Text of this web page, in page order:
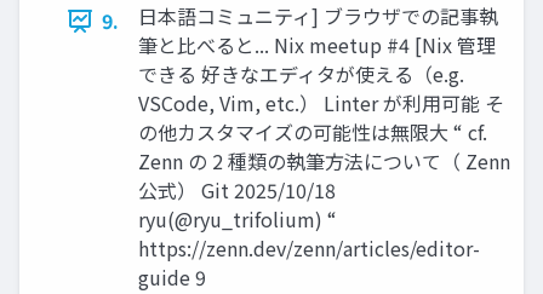
9.
日本語コミュニティ] ブラウザでの記事執
筆と比べると... Nix meetup #4 [Nix 管理
できる 好きなエディタが使える（e.g.
VSCode, Vim, etc.） Linter が利用可能 そ
の他カスタマイズの可能性は無限大 “ cf.
Zenn の 2 種類の執筆方法について（ Zenn
公式） Git 2025/10/18
ryu(@ryu_trifolium) “
https://zenn.dev/zenn/articles/editor-
guide 9